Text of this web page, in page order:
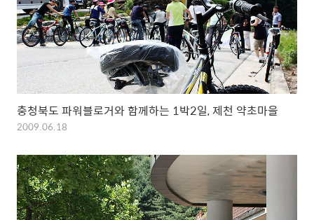
충청북도 파워블로거와 함께하는 1박2일, 제천 약초마을
2009.06.18